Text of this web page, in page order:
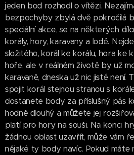
jeden bod rozhodl o vítězi.
bezpochyby zbylá dvě pokročilá
speciální akce, se na některých
korály, hory, karavany a lodě.
složitého, korál ke korálu, hora ke
hoře, ale v reálném životě by už
karavaně, dneska už nic jisté není.
spojit korál stejnou stranou s
dostanete body za příslušný pás
hodně dlouhý a můžete jej
platí pro hory na souši. Na konci
žádnou oblast uzavřít, může vám
nějaké ty body navíc. Pokud máte